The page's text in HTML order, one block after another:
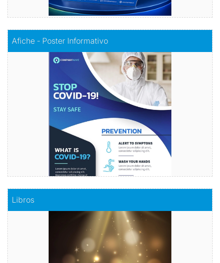
Afiche - Poster Informativo
Información visualmente atractiva
Comprar
Comprar
Libros
Haz realidad tu historia
Comprar
Comprar